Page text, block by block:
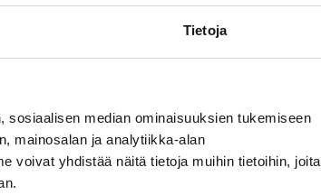
Tietoja
median ominaisuuksien tukemiseen
mainosalan ja analytiikka-alan
voivat yhdistää näitä tietoja muihin tietoihin, joita